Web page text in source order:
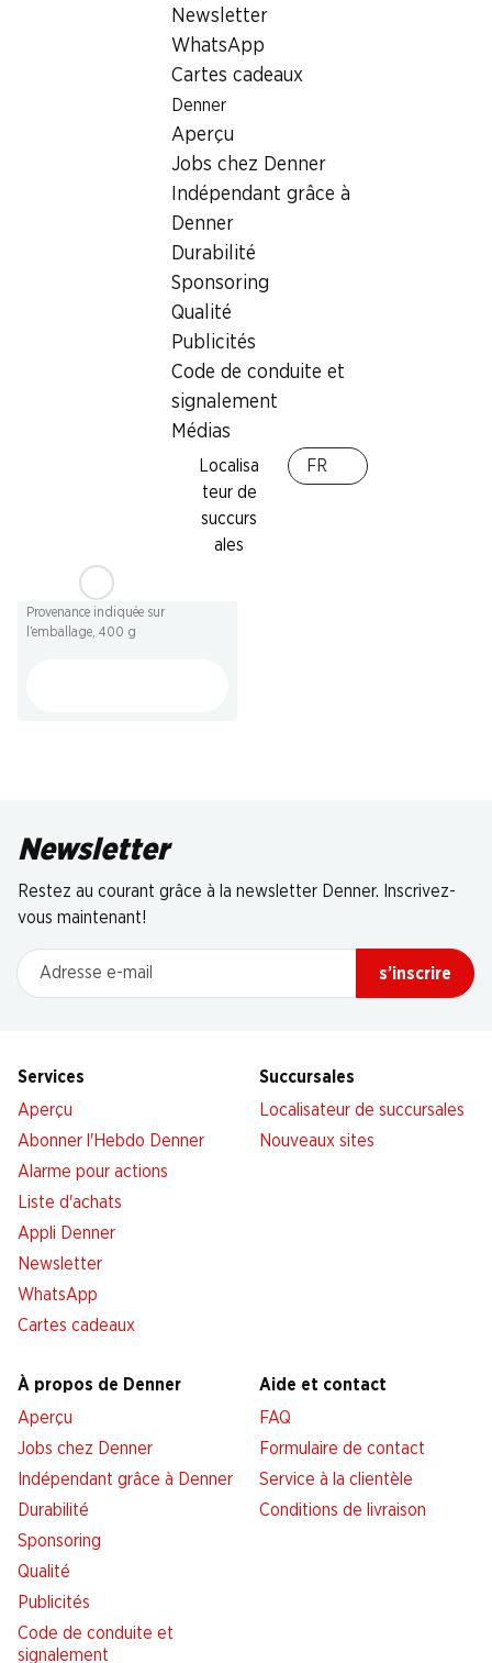
Newsletter
WhatsApp
Cartes cadeaux
Denner
Aperçu
Jobs chez Denner
Indépendant grâce à
Denner
Durabilité
Sponsoring
Qualité
Publicités
Code de conduite et
signalement
Médias
Localisa
teur de
succurs
ales
FR
Les clients ont également
Frites ondulées Denner
à l’huile de tournesol, 750 g
30%
Premium Silverstar
Vossko Chicken Nuggets
Dino & Friends
Provenance indiquée sur
l’emballage, 400 g
Newsletter
Restez au courant grâce à la newsletter Denner. Inscrivez-
vous maintenant!
Adresse e-mail
s’inscrire
Services
Aperçu
Abonner l'Hebdo Denner
Alarme pour actions
Liste d'achats
Appli Denner
Newsletter
WhatsApp
Cartes cadeaux
Succursales
Localisateur de succursales
Nouveaux sites
À propos de Denner
Aperçu
Jobs chez Denner
Indépendant grâce à Denner
Durabilité
Sponsoring
Qualité
Publicités
Code de conduite et
signalement
Aide et contact
FAQ
Formulaire de contact
Service à la clientèle
Conditions de livraison